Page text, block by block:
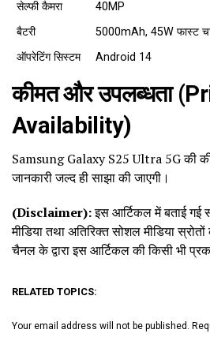
सेल्फी कैमरा
40MP
बैटरी
5000mAh, 45W फास्ट
ऑपरेटिंग सिस्टम
Android 14
कीमत और उपलब्धता
Availability)
Samsung Galaxy S25 Ultra 5G की
जानकारी जल्द ही साझा की जाएगी।
(Disclaimer):इस आर्टिकल में बताई गई
मीडिया तथा अतिरिक्त सोशल मीडिया
चैनल के द्वारा इस आर्टिकल की किसी भी
RELATED TOPICS:
Your email address will not be published.